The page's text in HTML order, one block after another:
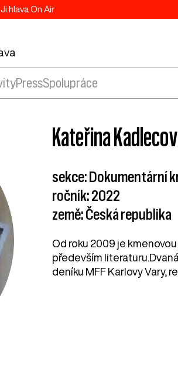
Ji.hlava On Air
PressSpolupráce
Kateřina
sekce: Dokumentární
ročník: 2022
země: Česká republika
Od roku 2009 je
především
deníku MFF Karlovy Vary,